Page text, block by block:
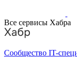
Все сервисы Хабра
Сообщество IT-